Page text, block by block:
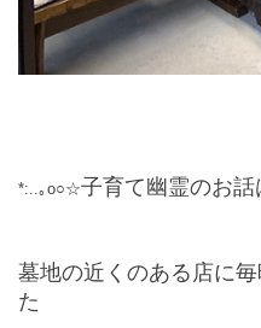
*:..｡o○☆子育て幽霊のお話
墓地の近くのある店に
た